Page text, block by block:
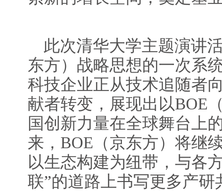
此次清华大学主题演讲
东方）战略思想的一次系
科技企业正从技术追随者
献者转变，展现出以BOE
国创新力量在全球舞台上
来，BOE（京东方）将继
以生态构建为纽带，与各
联”的道路上书写更多产